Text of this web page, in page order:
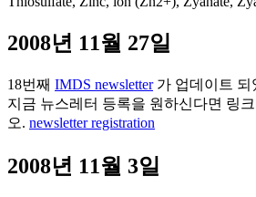
2008년 11월 27일
18번째 IMDS newsletter 가 업데이트 되
지금 뉴스레터 등록을 원하신다면 링크
오. newsletter registration
2008년 11월 3일